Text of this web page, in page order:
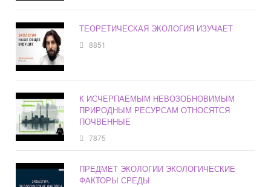
ТЕОРЕТИЧЕСКАЯ ЭКОЛОГИЯ ИЗУЧАЕТ
8851
К ИСЧЕРПАЕМЫМ НЕВОЗОБНОВИМЫМ
ПРИРОДНЫМ РЕСУРСАМ ОТНОСЯТСЯ
ПОЧВЕННЫЕ
7875
ПРЕДМЕТ ЭКОЛОГИИ ЭКОЛОГИЧЕСКИЕ
ФАКТОРЫ СРЕДЫ